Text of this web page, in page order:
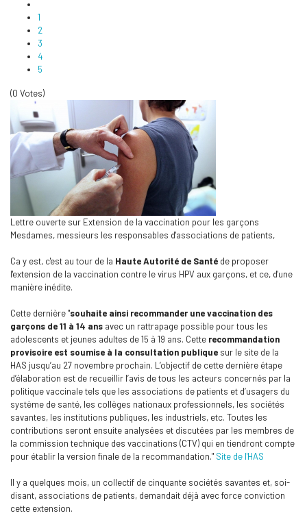
1
2
3
4
5
(0 Votes)
Lettre ouverte sur Extension de la vaccination pour les garçons
Mesdames, messieurs les responsables d'associations de patients,
Ca y est, c'est au tour de la Haute Autorité de Santé de proposer
l'extension de la vaccination contre le virus HPV aux garçons, et ce, d'une
manière inédite.
Cette dernière "souhaite ainsi recommander une vaccination des
garçons de 11 à 14 ans avec un rattrapage possible pour tous les
adolescents et jeunes adultes de 15 à 19 ans. Cette recommandation
provisoire est soumise à la consultation publique sur le site de la
HAS jusqu’au 27 novembre prochain. L’objectif de cette dernière étape
d’élaboration est de recueillir l’avis de tous les acteurs concernés par la
politique vaccinale tels que les associations de patients et d’usagers du
système de santé, les collèges nationaux professionnels, les sociétés
savantes, les institutions publiques, les industriels, etc. Toutes les
contributions seront ensuite analysées et discutées par les membres de
la commission technique des vaccinations (CTV) qui en tiendront compte
pour établir la version finale de la recommandation." Site de l'HAS
Il y a quelques mois, un collectif de cinquante sociétés savantes et, soi-
disant, associations de patients, demandait déjà avec force conviction
cette extension.